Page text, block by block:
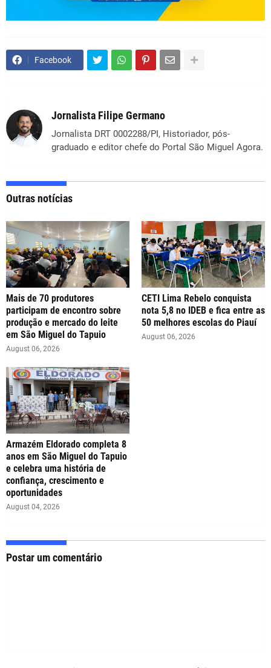
Facebook
Jornalista Filipe Germano
Jornalista DRT 0002288/PI, Historiador, pós-
graduado e editor chefe do Portal São Miguel Agora.
Outras notícias
Mais de 70 produtores
participam de encontro sobre
produção e mercado do leite
em São Miguel do Tapuio
August 06, 2026
CETI Lima Rebelo conquista
nota 5,8 no IDEB e fica entre as
50 melhores escolas do Piauí
August 06, 2026
Armazém Eldorado completa 8
anos em São Miguel do Tapuio
e celebra uma história de
confiança, crescimento e
oportunidades
August 04, 2026
Postar um comentário